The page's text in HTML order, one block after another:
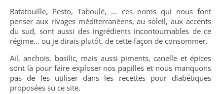
Ratatouille, Pesto, Taboulé, … ces noms qui nous font
penser aux rivages méditerranéens, au soleil, aux accents
du sud, sont aussi des ingrédients incontournables de ce
régime… ou je dirais plutôt, de cette façon de consommer.
Ail, anchois, basilic, mais aussi piments, canelle et épices
sont là pour faire exploser nos papilles et nous manquons
pas de les utiliser dans les recettes pour diabétiques
proposées su ce site.